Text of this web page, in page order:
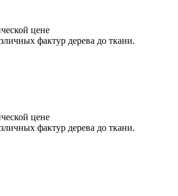
цене
фактур дерева до ткани.
цене
фактур дерева до ткани.